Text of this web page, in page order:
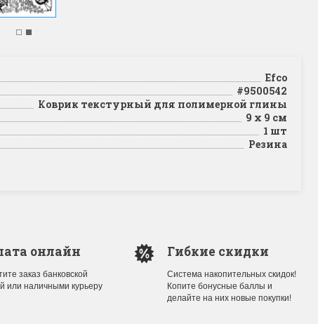
Efco
#9500542
Коврик текстурный для полимерной глины
9 x 9 см
1 шт
Резина
онлайн
заказ банковской
или наличными курьеру
Гибкие скидки
Система накопительных скидок!
Копите бонусные баллы и
делайте на них новые покупки!